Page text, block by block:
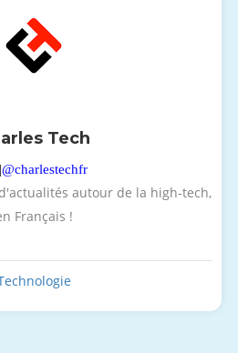
Tech
|@charlestechfr
autour de la high-tech,
Français !